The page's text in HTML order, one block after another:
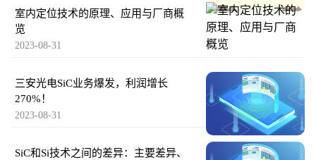
室内定位技术的原理、应用与厂商概
览
2023-08-31
三安光电SiC业务爆发，利润增长
270%！
2023-08-31
SiC和Si技术之间的差异：主要差异、